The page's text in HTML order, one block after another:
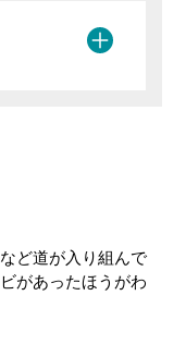
ど道が入り組んで
があったほうがわ